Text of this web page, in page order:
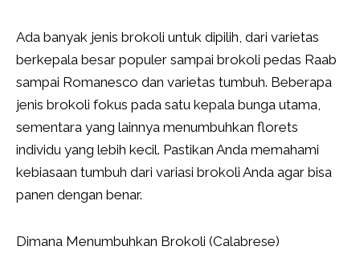
Ada banyak jenis brokoli untuk dipilih, dari varietas
berkepala besar populer sampai brokoli pedas Raab
sampai Romanesco dan varietas tumbuh. Beberapa
jenis brokoli fokus pada satu kepala bunga utama,
sementara yang lainnya menumbuhkan florets
individu yang lebih kecil. Pastikan Anda memahami
kebiasaan tumbuh dari variasi brokoli Anda agar bisa
panen dengan benar.
Dimana Menumbuhkan Brokoli (Calabrese)